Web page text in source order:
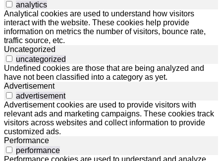
analytics
Analytical cookies are used to understand how visitors
interact with the website. These cookies help provide
information on metrics the number of visitors, bounce rate,
traffic source, etc.
Uncategorized
uncategorized
Undefined cookies are those that are being analyzed and
have not been classified into a category as yet.
Advertisement
advertisement
Advertisement cookies are used to provide visitors with
relevant ads and marketing campaigns. These cookies track
visitors across websites and collect information to provide
customized ads.
Performance
performance